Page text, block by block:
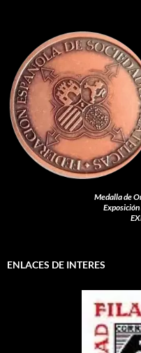
Medalla de
ENLACES DE INTERES